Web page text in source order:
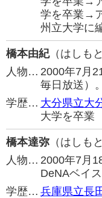
学を卒業→
州立大学に
橋本由紀（はしも
人物… 2000年7月
毎日放送）。
学歴… 大分県立大
大学を卒業
橋本達弥 （はしも
人物… 2000年7月
DeNAベイ
学歴… 兵庫県立長